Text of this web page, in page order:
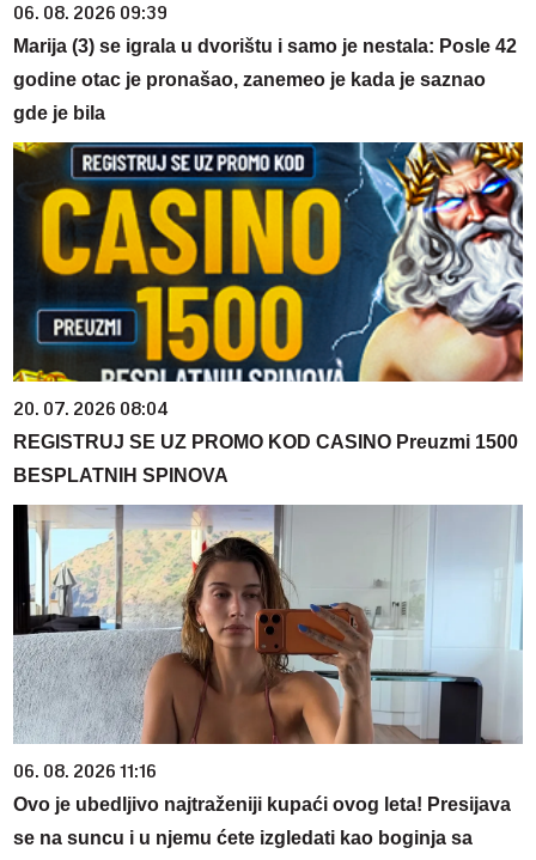
06. 08. 2026 09:39
Marija (3) se igrala u dvorištu i samo je nestala: Posle 42
godine otac je pronašao, zanemeo je kada je saznao
gde je bila
20. 07. 2026 08:04
REGISTRUJ SE UZ PROMO KOD CASINO Preuzmi 1500
BESPLATNIH SPINOVA
06. 08. 2026 11:16
Ovo je ubedljivo najtraženiji kupaći ovog leta! Presijava
se na suncu i u njemu ćete izgledati kao boginja sa